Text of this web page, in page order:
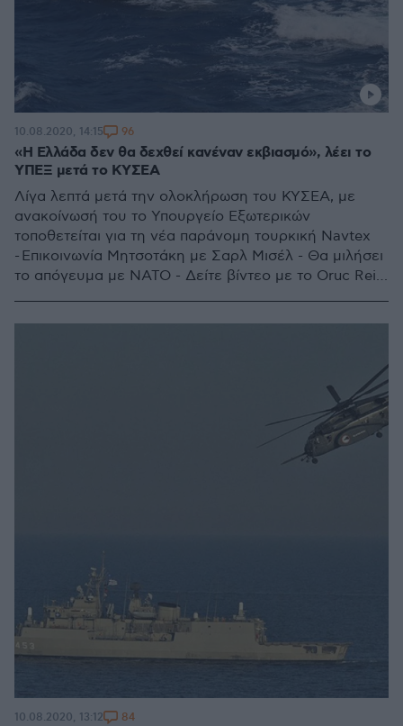
«Η Ελλάδα δεν θα δεχθεί κανέναν εκβιασμό», λέει το
ΥΠΕΞ μετά το ΚΥΣΕΑ
Λίγα λεπτά μετά την ολοκλήρωση του ΚΥΣΕΑ, με
ανακοίνωσή του το Υπουργείο Εξωτερικών
τοποθετείται για τη νέα παράνομη τουρκική Navtex
- Επικοινωνία Μητσοτάκη με Σαρλ Μισέλ - Θα μιλήσει
το απόγευμα με ΝΑΤΟ - Δείτε βίντεο με το Oruc Reis
10.08.2020, 14:15 96
10.08.2020, 13:12 84